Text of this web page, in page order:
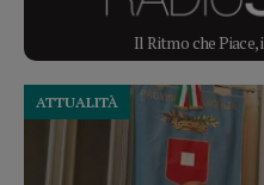
Il Ritmo che
ATTUALITÀ